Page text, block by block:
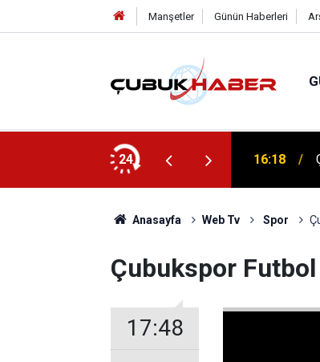
Manşetler Günün Haberleri
24 16:14
Anasayfa Web Tv Spor
Çubukspor Futbol
17:48